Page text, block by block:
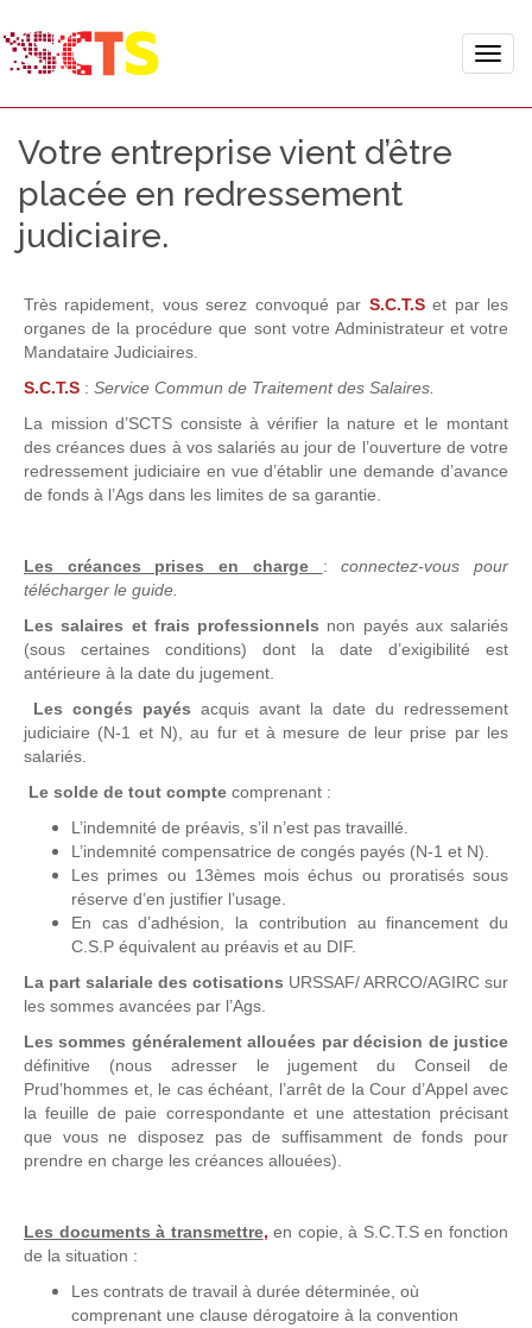
Toggle
Votre entreprise vient d’être
placée en redressement
judiciaire.
Très rapidement, vous serez convoqué par S.C.T.S et par les
organes de la procédure que sont votre Administrateur et votre
Mandataire Judiciaires.
S.C.T.S : Service Commun de Traitement des Salaires.
La mission d’SCTS consiste à vérifier la nature et le montant
des créances dues à vos salariés au jour de l’ouverture de votre
redressement judiciaire en vue d’établir une demande d’avance
de fonds à l’Ags dans les limites de sa garantie.
Les créances prises en charge :connectez-vous pour
télécharger le guide.
Les salaires et frais professionnels non payés aux salariés
(sous certaines conditions) dont la date d’exigibilité est
antérieure à la date du jugement.
Les congés payés acquis avant la date du redressement
judiciaire (N-1 et N), au fur et à mesure de leur prise par les
salariés.
Le solde de tout compte comprenant :
L’indemnité de préavis, s’il n’est pas travaillé.
L’indemnité compensatrice de congés payés (N-1 et N).
Les primes ou 13èmes mois échus ou proratisés sous
réserve d’en justifier l’usage.
En cas d’adhésion, la contribution au financement du
C.S.P équivalent au préavis et au DIF.
La part salariale des cotisations URSSAF/ ARRCO/AGIRC sur
les sommes avancées par l’Ags.
Les sommes généralement allouées par décision de justice
définitive (nous adresser le jugement du Conseil de
Prud’hommes et, le cas échéant, l’arrêt de la Cour d’Appel avec
la feuille de paie correspondante et une attestation précisant
que vous ne disposez pas de suffisamment de fonds pour
prendre en charge les créances allouées).
Les documents à transmettre, en copie, à S.C.T.S en fonction
de la situation :
Les contrats de travail à durée déterminée, où
comprenant une clause dérogatoire à la convention